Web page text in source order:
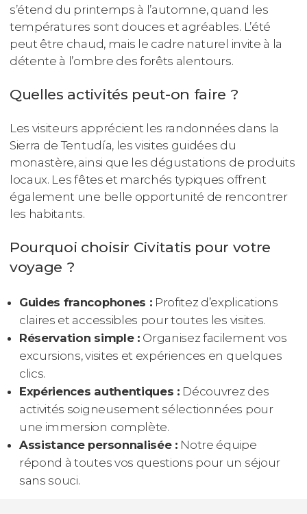
s’étend du printemps à l’automne, quand les
températures sont douces et agréables. L’été
peut être chaud, mais le cadre naturel invite à la
détente à l’ombre des forêts alentours.
Quelles activités peut-on faire ?
Les visiteurs apprécient les randonnées dans la
Sierra de Tentudía, les visites guidées du
monastère, ainsi que les dégustations de produits
locaux. Les fêtes et marchés typiques offrent
également une belle opportunité de rencontrer
les habitants.
Pourquoi choisir Civitatis pour votre
voyage ?
Guides francophones : Profitez d’explications
claires et accessibles pour toutes les visites.
Réservation simple : Organisez facilement vos
excursions, visites et expériences en quelques
clics.
Expériences authentiques : Découvrez des
activités soigneusement sélectionnées pour
une immersion complète.
Assistance personnalisée : Notre équipe
répond à toutes vos questions pour un séjour
sans souci.